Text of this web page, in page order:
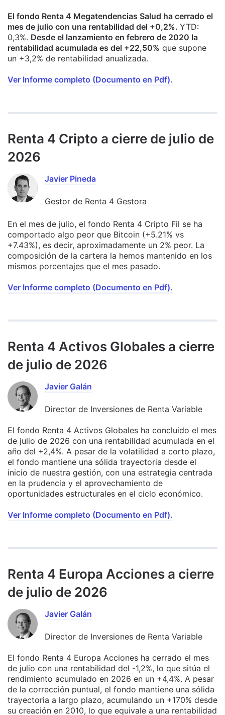
El fondo Renta 4 Megatendencias Salud ha cerrado el
mes de julio con una rentabilidad del +0,2%. YTD:
0,3%. Desde el lanzamiento en febrero de 2020 la
rentabilidad acumulada es del +22,50% que supone
un +3,2% de rentabilidad anualizada.
Ver Informe completo (Documento en Pdf).
Renta 4 Cripto a cierre de julio de
2026
Javier Pineda
Gestor de Renta 4 Gestora
En el mes de julio, el fondo Renta 4 Cripto Fil se ha
comportado algo peor que Bitcoin (+5.21% vs
+7.43%), es decir, aproximadamente un 2% peor. La
composición de la cartera la hemos mantenido en los
mismos porcentajes que el mes pasado.
Ver Informe completo (Documento en Pdf).
Renta 4 Activos Globales a cierre
de julio de 2026
Javier Galán
Director de Inversiones de Renta Variable
El fondo Renta 4 Activos Globales ha concluido el mes
de julio de 2026 con una rentabilidad acumulada en el
año del +2,4%. A pesar de la volatilidad a corto plazo,
el fondo mantiene una sólida trayectoria desde el
inicio de nuestra gestión, con una estrategia centrada
en la prudencia y el aprovechamiento de
oportunidades estructurales en el ciclo económico.
Ver Informe completo (Documento en Pdf).
Renta 4 Europa Acciones a cierre
de julio de 2026
Javier Galán
Director de Inversiones de Renta Variable
El fondo Renta 4 Europa Acciones ha cerrado el mes
de julio con una rentabilidad del -1,2%, lo que sitúa el
rendimiento acumulado en 2026 en un +4,4%. A pesar
de la corrección puntual, el fondo mantiene una sólida
trayectoria a largo plazo, acumulando un +170% desde
su creación en 2010, lo que equivale a una rentabilidad